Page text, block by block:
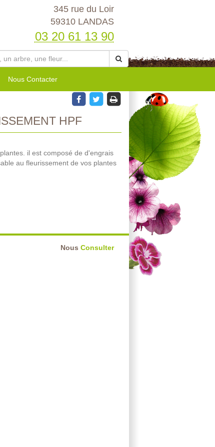
345 rue du Loir
59310 LANDAS
03 20 61 13 90
Nous Contacter
HPF
il est composé de d'engrais
au fleurissement de vos plantes
Nous Consulter